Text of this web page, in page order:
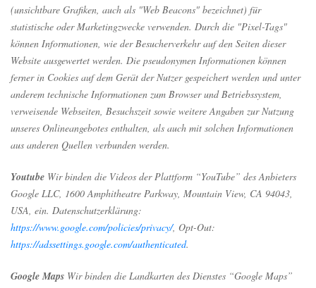
(unsichtbare Grafiken, auch als "Web Beacons" bezeichnet) für
statistische oder Marketingzwecke verwenden. Durch die "Pixel-Tags"
können Informationen, wie der Besucherverkehr auf den Seiten dieser
Website ausgewertet werden. Die pseudonymen Informationen können
ferner in Cookies auf dem Gerät der Nutzer gespeichert werden und unter
anderem technische Informationen zum Browser und Betriebssystem,
verweisende Webseiten, Besuchszeit sowie weitere Angaben zur Nutzung
unseres Onlineangebotes enthalten, als auch mit solchen Informationen
aus anderen Quellen verbunden werden.
Youtube Wir binden die Videos der Plattform “YouTube” des Anbieters
Google LLC, 1600 Amphitheatre Parkway, Mountain View, CA 94043,
USA, ein. Datenschutzerklärung:
https://www.google.com/policies/privacy/, Opt-Out:
https://adssettings.google.com/authenticated.
Google Maps Wir binden die Landkarten des Dienstes “Google Maps”